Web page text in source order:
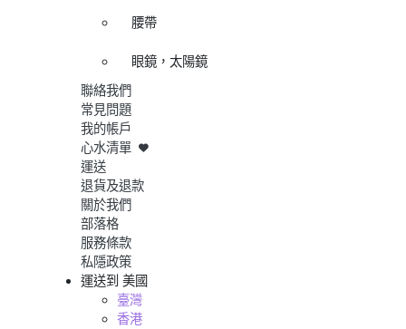
腰帶
眼鏡，太陽鏡
聯絡我們
常見問題
我的帳戶
心水清單
運送
退貨及退款
關於我們
部落格
服務條款
私隱政策
運送到 美國
臺灣
香港